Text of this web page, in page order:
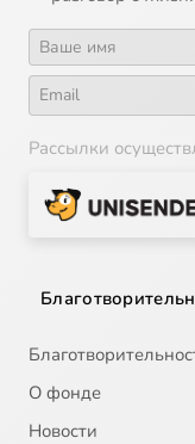
Рассылки
О фонде
Новости